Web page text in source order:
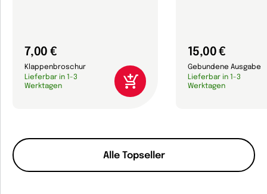
Alle Topseller
7,00 €
Klappenbroschur
Lieferbar in 1-3
Werktagen
15,00 €
Gebundene Ausgabe
Lieferbar in 1-3
Werktagen